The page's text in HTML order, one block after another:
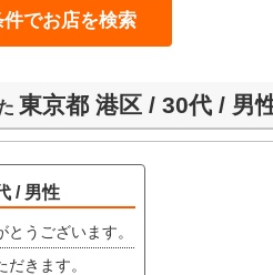
東京都 港区 / 30代 / 男
/ 男性
うございます。
だきます。